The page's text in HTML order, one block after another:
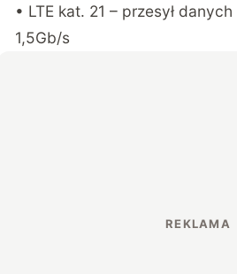
• LTE kat. 21 – przesył
1,5Gb/s